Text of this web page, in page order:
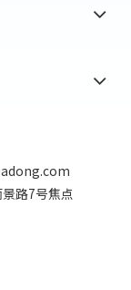
路7号焦点